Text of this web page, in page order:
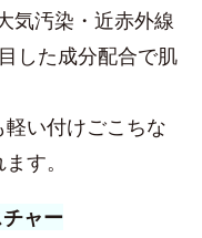
気汚染・近赤外線
した成分配合で肌
い付けごこちな
す。
ャー